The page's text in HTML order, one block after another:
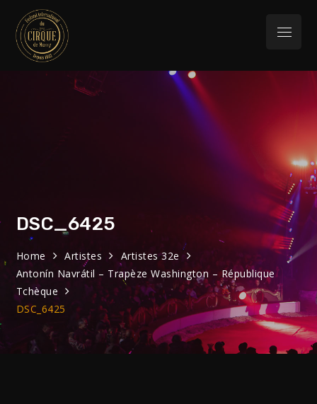
content
International du
Cirque de Massy
Menu
DSC_6425
Home Artistes
Artistes 32e
Antonín Navrátil – Trapèze Washington – République
Tchèque
DSC_6425